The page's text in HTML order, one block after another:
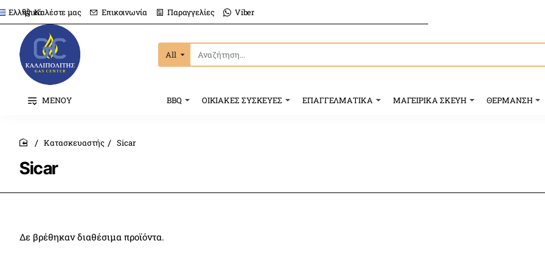
Καλέστε μας Επικοινωνία Παραγγελίες Viber
Ελληνικά
All
Αναζήτηση...
ΜΕΝΟΥ BBQ ΟΙΚΙΑΚΕΣ ΣΥΣΚΕΥΕΣ ΕΠΑΓΓΕΛΜΑΤΙΚΑ ΜΑΓΕΙΡΙΚΑ ΣΚΕΥΗ ΘΕΡΜΑΝΣΗ
Sicar
home
Κατασκευαστής Sicar
Δε βρέθηκαν διαθέσιμα προϊόντα.